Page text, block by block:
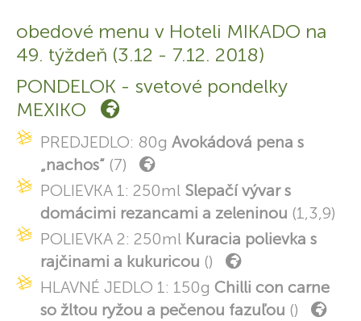
obedové menu v Hoteli MIKADO na
49. týždeň (3.12 - 7.12. 2018)
PONDELOK - svetové pondelky
MEXIKO
PREDJEDLO: 80g Avokádová pena s
„nachos“ (7)
POLIEVKA 1: 250ml Slepačí vývar s
domácimi rezancami a zeleninou (1,3,9)
POLIEVKA 2: 250ml Kuracia polievka s
rajčinami a kukuricou ()
HLAVNÉ JEDLO 1: 150g Chilli con carne
so žltou ryžou a pečenou fazuľou ()